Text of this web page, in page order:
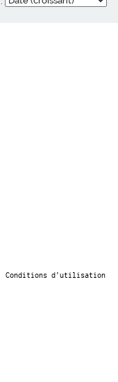
Conditions d’utilisation